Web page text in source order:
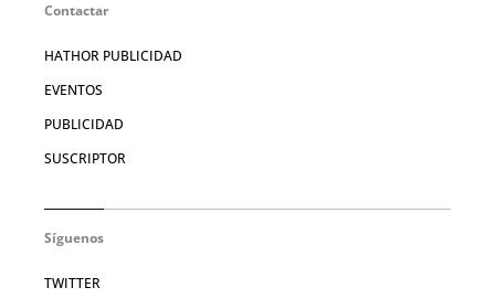
Contactar
HATHOR PUBLICIDAD
EVENTOS
PUBLICIDAD
SUSCRIPTOR
Síguenos
TWITTER